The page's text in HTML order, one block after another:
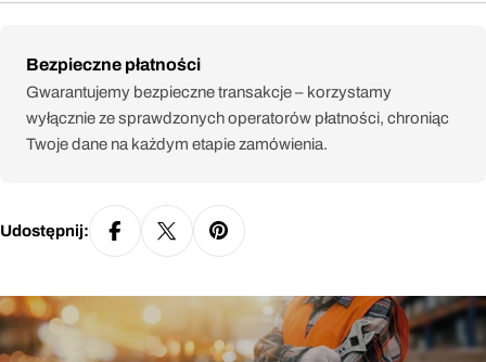
Bezpieczne płatności
Metody
płatności
Gwarantujemy bezpieczne transakcje – korzystamy
wyłącznie ze sprawdzonych operatorów płatności, chroniąc
Twoje dane na każdym etapie zamówienia.
Udostępnij: